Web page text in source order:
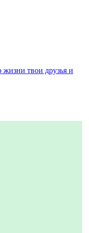
жизни твои друзья и